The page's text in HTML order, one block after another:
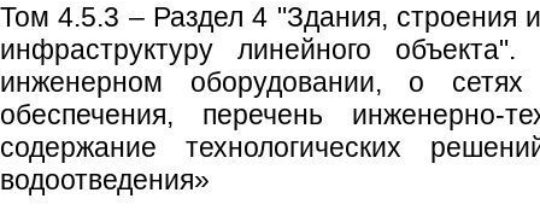
Том 4.5.3 – Раздел 4 "Здания, строения
инфраструктуру линейного
инженерном оборудовании, о сетях
обеспечения, перечень инженерно-
содержание технологических
водоотведения»